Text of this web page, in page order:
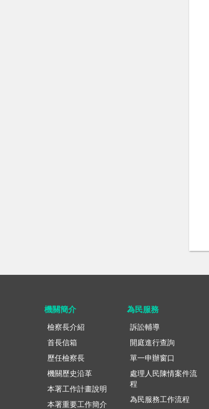
機關簡介
檢察長介紹
首長信箱
歷任檢察長
機關歷史沿革
本署工作計畫說明
本署重要工作簡介
為民服務
訴訟輔導
開庭進行查詢
單一申辦窗口
處理人民陳情案件流
程
為民服務工作流程